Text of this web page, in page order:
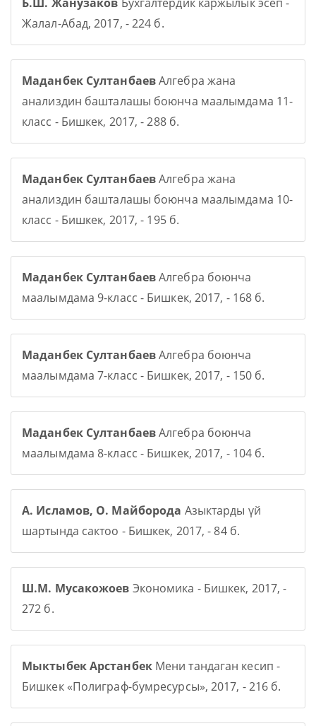
Жалал-Абад, 2017, - 224 б.
Маданбек СултанбаевАлгебра жана
анализдин башталашы боюнча маалымдама 11-
класс - Бишкек, 2017, - 288 б.
Маданбек СултанбаевАлгебра жана
анализдин башталашы боюнча маалымдама 10-
класс - Бишкек, 2017, - 195 б.
Маданбек СултанбаевАлгебра боюнча
маалымдама 9-класс - Бишкек, 2017, - 168 б.
Маданбек СултанбаевАлгебра боюнча
маалымдама 7-класс - Бишкек, 2017, - 150 б.
Маданбек СултанбаевАлгебра боюнча
маалымдама 8-класс - Бишкек, 2017, - 104 б.
А. Исламов, О. Майборода Азыктарды үй
шартында сактоо - Бишкек, 2017, - 84 б.
Ш.М. Мусакожоев Экономика - Бишкек, 2017, -
272 б.
Мыктыбек АрстанбекМени тандаган кесип -
Бишкек «Полиграф-бумресурсы», 2017, - 216 б.